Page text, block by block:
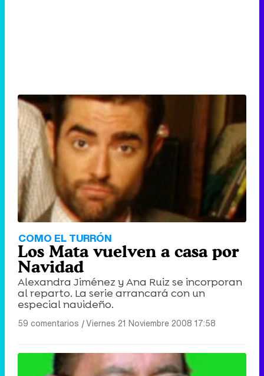
COMO EL TURRÓN
Los Mata vuelven a casa por
Navidad
Alexandra Jiménez y Ana Ruiz se incorporan
al reparto. La serie arrancará con un
especial navideño.
59 comentarios |Viernes 21 Noviembre 2008 17:58